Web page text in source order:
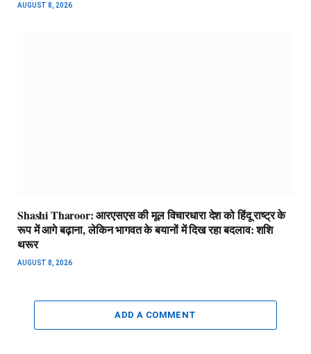
AUGUST 8, 2026
Shashi Tharoor: आरएसएस की मूल विचारधारा देश को हिंदू राष्ट्र के
रूप में आगे बढ़ाना, लेकिन भागवत के बयानों में दिख रहा बदलाव: शशि
थरूर
AUGUST 8, 2026
ADD A COMMENT